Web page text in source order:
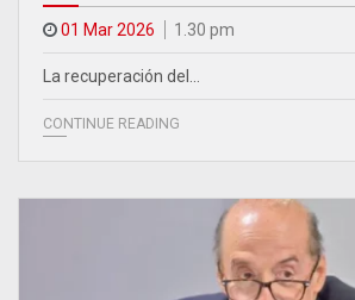
01 Mar 2026 1.30 pm
La recuperación del…
CONTINUE READING